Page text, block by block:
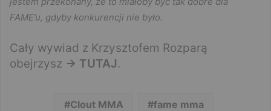
FAME’u, gdyby konkurencji nie było.
Cały wywiad z Krzysztofem Rozparą
obejrzysz -> TUTAJ.
Clout MMA fame mma